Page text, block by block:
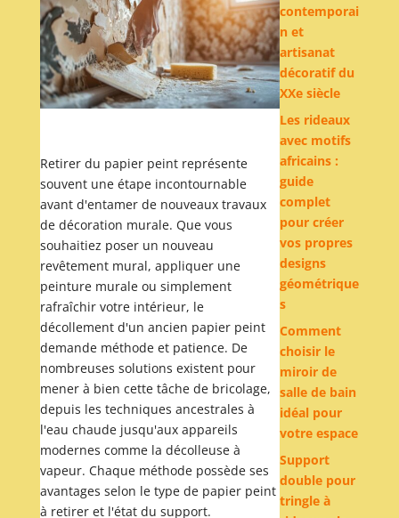
Retirer du papier peint représente
souvent une étape incontournable
avant d'entamer de nouveaux travaux
de décoration murale. Que vous
souhaitiez poser un nouveau
revêtement mural, appliquer une
peinture murale ou simplement
rafraîchir votre intérieur, le
décollement d'un ancien papier peint
demande méthode et patience. De
nombreuses solutions existent pour
mener à bien cette tâche de bricolage,
depuis les techniques ancestrales à
l'eau chaude jusqu'aux appareils
modernes comme la décolleuse à
vapeur. Chaque méthode possède ses
avantages selon le type de papier peint
à retirer et l'état du support.
contemporai
n et
artisanat
décoratif du
XXe siècle
Les rideaux
avec motifs
africains :
guide
complet
pour créer
vos propres
designs
géométrique
s
Comment
choisir le
miroir de
salle de bain
idéal pour
votre espace
Support
double pour
tringle à